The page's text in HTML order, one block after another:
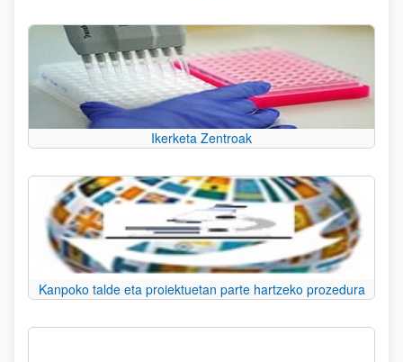
Ikerketa Zentroak
Kanpoko talde eta proiektuetan parte hartzeko prozedura